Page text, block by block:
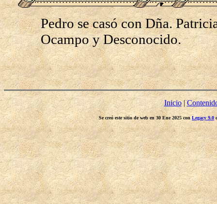
Pedro se casó con Dña.
Ocampo y Desconocido.
Inicio|
Se creó este sitio de web en 30 Ene 2025 con Legacy 9.0